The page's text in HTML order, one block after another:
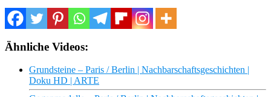
Ähnliche Videos:
Grundsteine – Paris / Berlin | Nachbarschaftsgeschichten |
Doku HD | ARTE